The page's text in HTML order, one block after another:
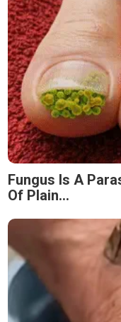
Fungus Is A
Of Plain...